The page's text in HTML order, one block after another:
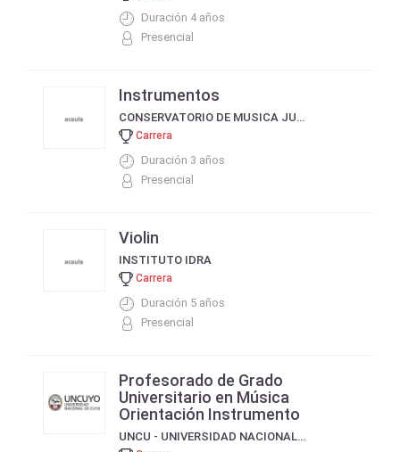
Duración 4 años
Presencial
Instrumentos
CONSERVATORIO DE MUSICA JUAN JOSÉ CASTRO
Carrera
Duración 3 años
Presencial
Violin
INSTITUTO IDRA
Carrera
Duración 5 años
Presencial
Profesorado de Grado
Universitario en Música
Orientación Instrumento
UNCU - UNIVERSIDAD NACIONAL DE CUYO